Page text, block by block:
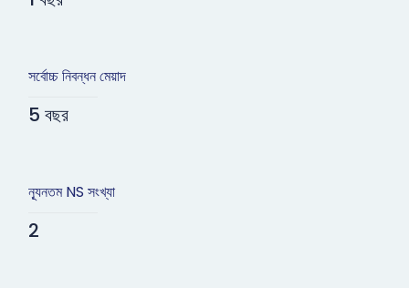
সর্বোচ্চ নিবন্ধন মেয়াদ
5 বছর
ন্যূনতম NS সংখ্যা
2